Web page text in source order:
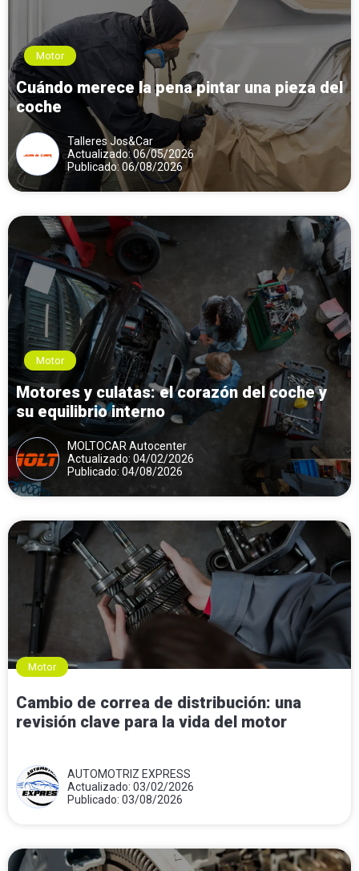
Motor
Cuándo merece la pena pintar una pieza del
coche
Talleres Jos&Car
Actualizado: 06/05/2026
Publicado: 06/08/2026
Motor
Motores y culatas: el corazón del coche y
su equilibrio interno
MOLTOCAR Autocenter
Actualizado: 04/02/2026
Publicado: 04/08/2026
Motor
Cambio de correa de distribución: una
revisión clave para la vida del motor
AUTOMOTRIZ EXPRESS
Actualizado: 03/02/2026
Publicado: 03/08/2026